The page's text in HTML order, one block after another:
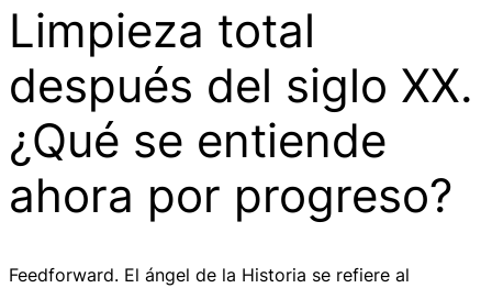
Limpieza total
después del siglo XX.
¿Qué se entiende
ahora por progreso?
Feedforward. El ángel de la Historia se refiere al